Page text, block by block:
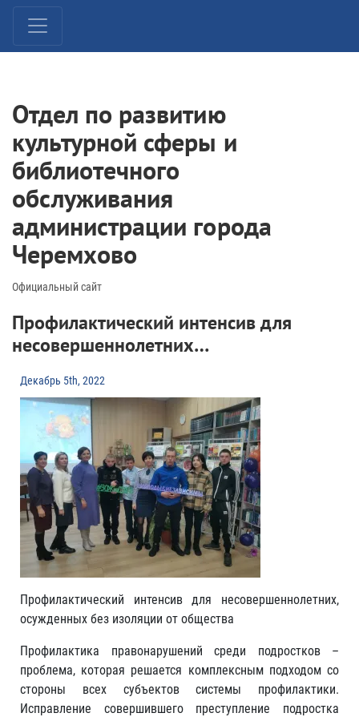
Отдел по развитию
культурной сферы и
библиотечного
обслуживания
администрации города
Черемхово
Официальный сайт
Профилактический интенсив для
несовершеннолетних…
Декабрь 5th, 2022
Профилактический интенсив для несовершеннолетних,
осужденных без изоляции от общества
Профилактика правонарушений среди подростков –
проблема, которая решается комплексным подходом со
стороны всех субъектов системы профилактики.
Исправление совершившего преступление подростка